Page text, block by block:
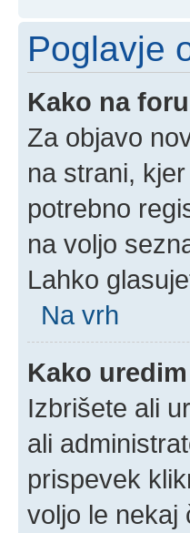
Poglavje
Kako na
Za objavo
na strani,
potrebno
na voljo
Lahko
Na vrh
Kako
Izbrišete ali
ali
prispevek
voljo le nekaj